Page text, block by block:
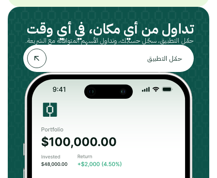
تداول من أي مكان، في أي وقت
حمّل التطبيق، سجّل حسابك، وتداول الأسهم المتوافقة مع الشريعة.
حمّل التطبيق